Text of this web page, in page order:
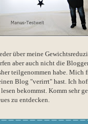
über meine
aber auch nicht die
teilgenommen habe. Mich
Blog "verirrt" hast. Ich
bekommst. Komm sehr
zu entdecken.